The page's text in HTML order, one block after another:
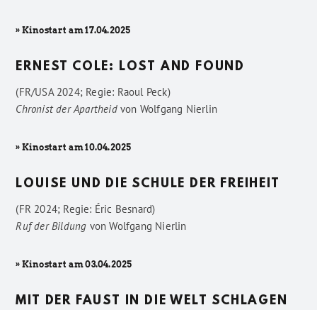
» Kinostart am 17.04.2025
ERNEST COLE: LOST AND FOUND
(FR/USA 2024; Regie: Raoul Peck)
Chronist der Apartheidvon Wolfgang Nierlin
» Kinostart am 10.04.2025
LOUISE UND DIE SCHULE DER FREIHEIT
(FR 2024; Regie: Éric Besnard)
Ruf der Bildung vonWolfgang Nierlin
» Kinostart am 03.04.2025
MIT DER FAUST IN DIE WELT SCHLAGEN